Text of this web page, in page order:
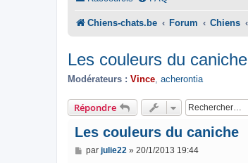
Chiens-chats.be Forum Chiens
Les couleurs du caniche
Modérateurs : Vince acherontia
Répondre
Les couleurs du caniche
M
par julie22 » 20/1/2013 19:44